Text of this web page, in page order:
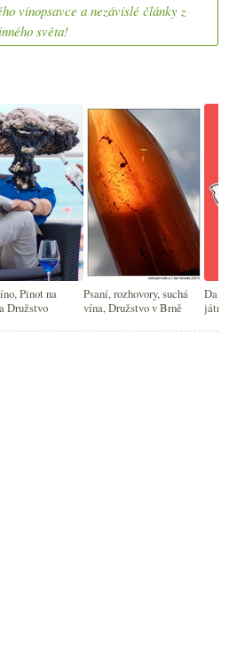
vínopsavce a nezávislé články z
světa!
Pinot na
Družstvo
Psaní, rozhovory, suchá
vína, Družstvo v Brně
játra